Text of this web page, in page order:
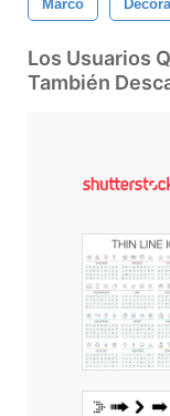
Marco
Los Usuarios
También